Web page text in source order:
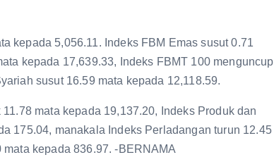
kepada 5,056.11. Indeks FBM Emas susut 0.71
kepada 17,639.33, Indeks FBMT 100 menguncup
susut 16.59 mata kepada 12,118.59.
mata kepada 19,137.20, Indeks Produk dan
175.04, manakala Indeks Perladangan turun 12.45
kepada 836.97. -BERNAMA